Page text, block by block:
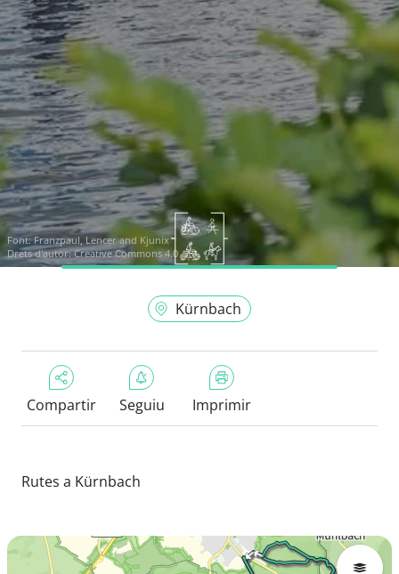
Font:Franzpaul, Lencer and Kjunix
Drets d'autor: Creative Commons 4.0
Kürnbach
Compartir Seguiu Imprimir
Rutes a Kürnbach